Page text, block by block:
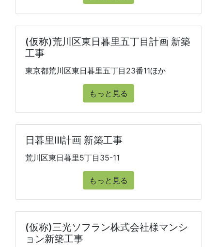
(仮称)荒川区東日暮里五丁目計画 新築
工事
東京都荒川区東日暮里五丁目23番11ほか
もっと見る
日暮里Ⅲ計画 新築工事
荒川区東日暮里5丁目35-11
もっと見る
(仮称)三光ソフラン株式会社様マンシ
ョン新築工事